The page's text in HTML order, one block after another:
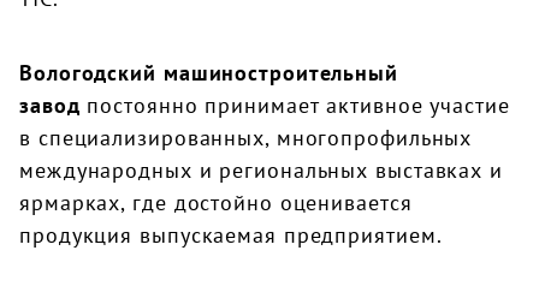
Вологодский машиностроительный
завод постоянно принимает активное участие
в специализированных, многопрофильных
международных и региональных выставках и
ярмарках, где достойно оценивается
продукция выпускаемая предприятием.